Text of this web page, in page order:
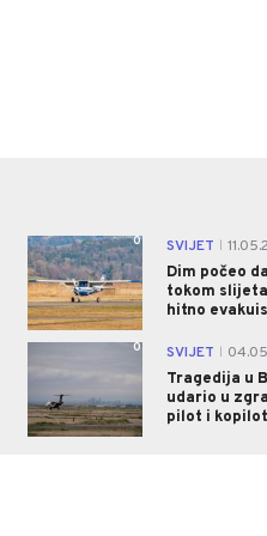
0 SVIJET
Dim počeo
tokom
hitno
0 SVIJET
Tragedija u
udario u
pilot i kopilot